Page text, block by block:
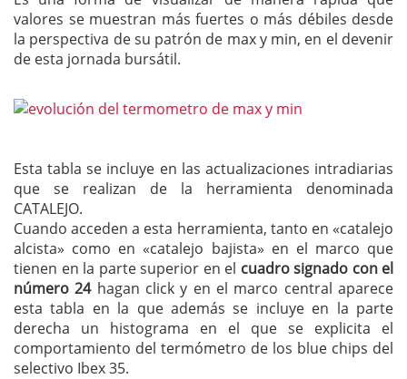
valores se muestran más fuertes o más débiles desde
la perspectiva de su patrón de max y min, en el devenir
de esta jornada bursátil.
Esta tabla se incluye en las actualizaciones intradiarias
que se realizan de la herramienta denominada
CATALEJO.
Cuando acceden a esta herramienta, tanto en «catalejo
alcista» como en «catalejo bajista» en el marco que
tienen en la parte superior en el cuadro signado con el
número 24hagan click y en el marco central aparece
esta tabla en la que además se incluye en la parte
derecha un histograma en el que se explicita el
comportamiento del termómetro de los blue chips del
selectivo Ibex 35.